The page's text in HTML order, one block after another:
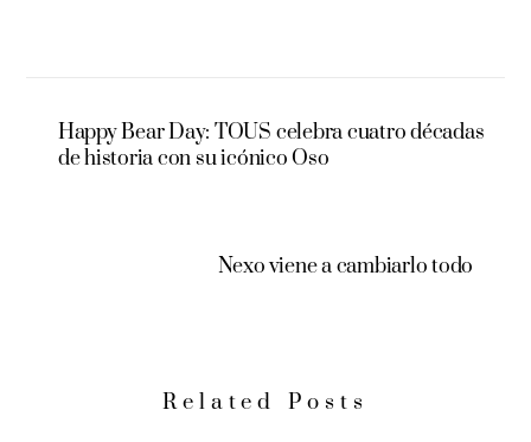
Happy Bear Day: TOUS celebra cuatro décadas
de historia con su icónico Oso
Nexo viene a cambiarlo todo
Related Posts